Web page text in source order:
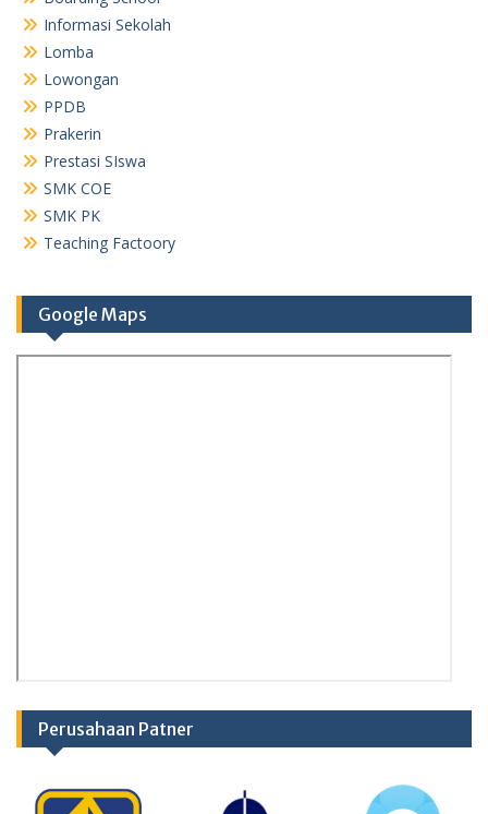
Informasi Sekolah
Lomba
Lowongan
PPDB
Prakerin
Prestasi SIswa
SMK COE
SMK PK
Teaching Factoory
Google Maps
Perusahaan Patner